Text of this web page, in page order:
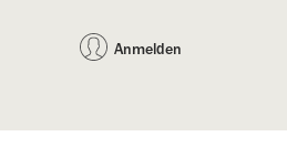
Anmelden